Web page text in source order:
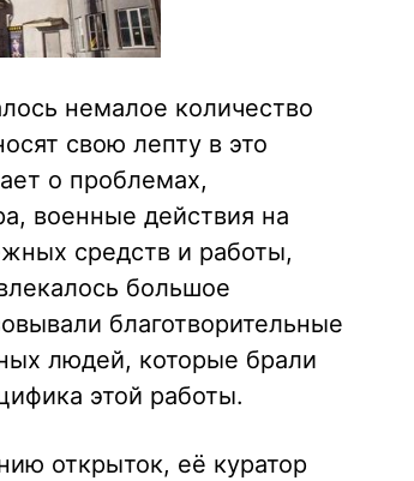
немалое количество
свою лепту в это
о проблемах,
военные действия на
средств и работы,
большое
благотворительные
людей, которые брали
этой работы.
открыток, её куратор